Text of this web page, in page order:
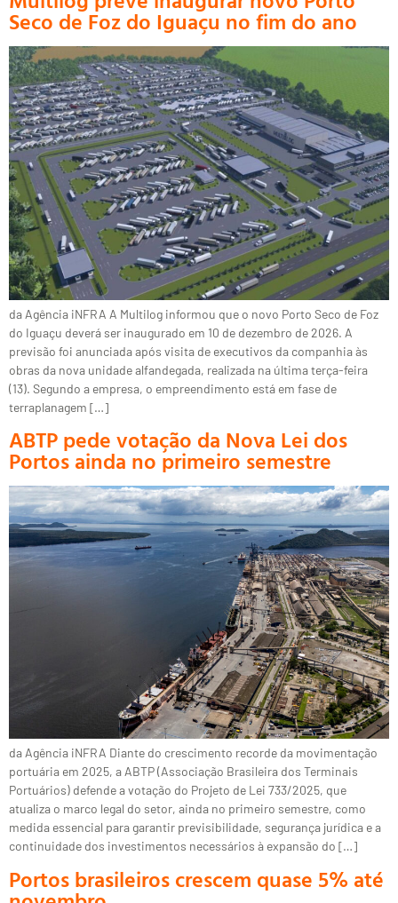
Seco de Foz do Iguaçu no fim do ano
da Agência iNFRA A Multilog informou que o novo Porto Seco de Foz
do Iguaçu deverá ser inaugurado em 10 de dezembro de 2026. A
previsão foi anunciada após visita de executivos da companhia às
obras da nova unidade alfandegada, realizada na última terça-feira
(13). Segundo a empresa, o empreendimento está em fase de
terraplanagem […]
ABTP pede votação da Nova Lei dos
Portos ainda no primeiro semestre
da Agência iNFRA Diante do crescimento recorde da movimentação
portuária em 2025, a ABTP (Associação Brasileira dos Terminais
Portuários) defende a votação do Projeto de Lei 733/2025, que
atualiza o marco legal do setor, ainda no primeiro semestre, como
medida essencial para garantir previsibilidade, segurança jurídica e a
continuidade dos investimentos necessários à expansão do […]
Portos brasileiros crescem quase 5% até